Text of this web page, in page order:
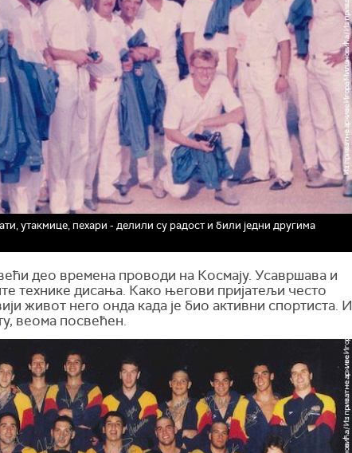
утакмице, пехари - делили су радост и били једни другима
део времена проводи на Космају. Усавршава и
технике дисања. Како његови пријатељи често
живот него онда када је био активни спортиста. И
веома посвећен.